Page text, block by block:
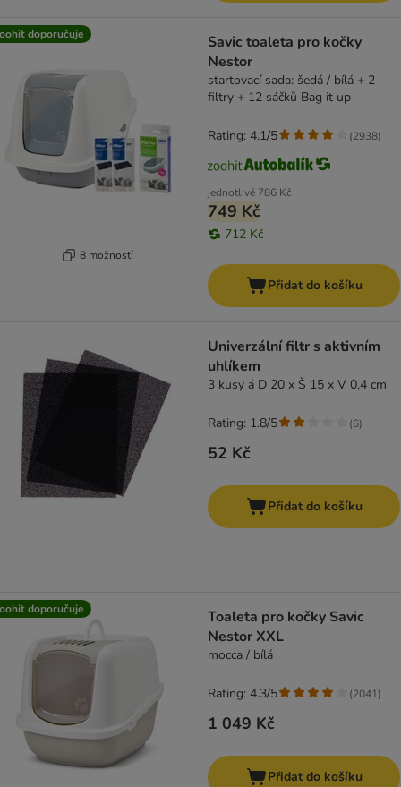
doporučuje
8 možností
Savic toaleta pro kočky
Nestor
startovací sada: šedá / bílá + 2
filtry + 12 sáčků Bag it up
jednotlivě 786 Kč
749 Kč
712 Kč
Rating: 4.1/5 (2938)
Přidat do košíku
Univerzální filtr s aktivním
uhlíkem
3 kusy á D 20 x Š 15 x V 0,4 cm
52 Kč
Rating: 1.8/5 (6)
Přidat do košíku
doporučuje
Toaleta pro kočky Savic
Nestor XXL
mocca / bílá
1 049 Kč
Rating: 4.3/5 (2041)
Přidat do košíku